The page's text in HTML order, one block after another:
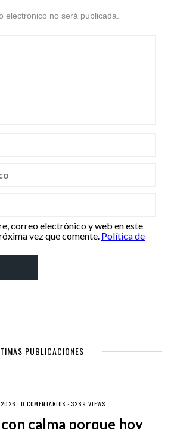
electrónico no será publicada.
correo electrónico y web en este
vez que comente. Política de
PUBLICACIONES
· 0 COMENTARIOS · 3289 VIEWS
calma porque hoy